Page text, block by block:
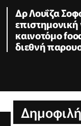
Δρ Λουΐζα
επιστημονική
καινοτόμο
διεθνή
Δημοφιλή